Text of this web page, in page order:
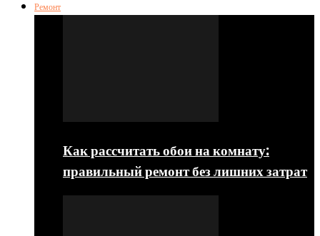
Ремонт
Как рассчитать обои на комнату:
правильный ремонт без лишних затрат